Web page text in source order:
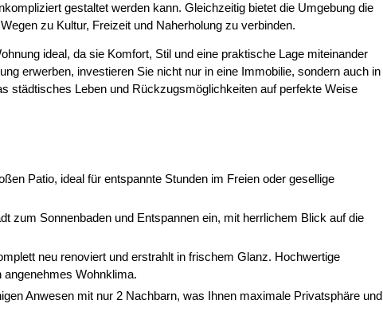
gestaltet werden kann. Gleichzeitig bietet die Umgebung die
zu Kultur, Freizeit und Naherholung zu verbinden.
ideal, da sie Komfort, Stil und eine praktische Lage miteinander
erwerben, investieren Sie nicht nur in eine Immobilie, sondern auch in
städtisches Leben und Rückzugsmöglichkeiten auf perfekte Weise
Patio, ideal für entspannte Stunden im Freien oder gesellige
zum Sonnenbaden und Entspannen ein, mit herrlichem Blick auf die
neu renoviert und erstrahlt in frischem Glanz. Hochwertige
angenehmes Wohnklima.
Anwesen mit nur 2 Nachbarn, was Ihnen maximale Privatsphäre und